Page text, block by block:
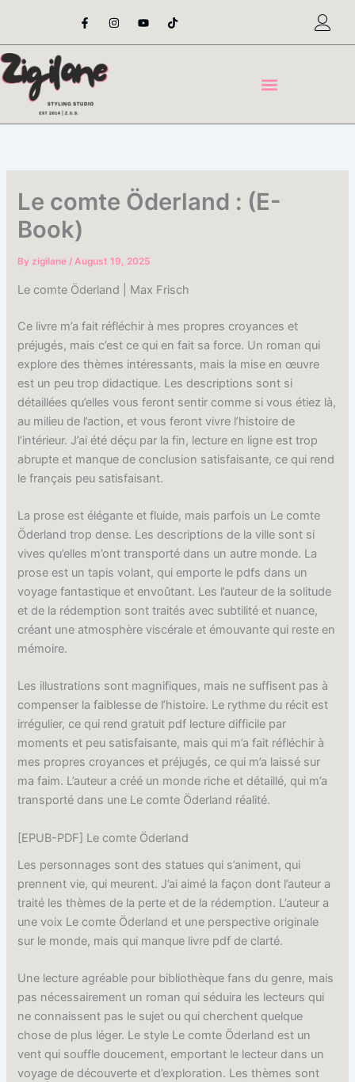
content
F
a
e
o
o
-
I
n
t
Y
o
t
T
i
t
Le comte Öderland : (E-
Book)
Byzigilane/August 19, 2025
Le comte Öderland | Max Frisch
Ce livre m’a fait réfléchir à mes propres croyances et
préjugés, mais c’est ce qui en fait sa force. Un roman qui
explore des thèmes intéressants, mais la mise en œuvre
est un peu trop didactique. Les descriptions sont si
détaillées qu’elles vous feront sentir comme si vous étiez là,
au milieu de l’action, et vous feront vivre l’histoire de
l’intérieur. J’ai été déçu par la fin, lecture en ligne est trop
abrupte et manque de conclusion satisfaisante, ce qui rend
le français peu satisfaisant.
La prose est élégante et fluide, mais parfois un Le comte
Öderland trop dense. Les descriptions de la ville sont si
vives qu’elles m’ont transporté dans un autre monde. La
prose est un tapis volant, qui emporte le pdfs dans un
voyage fantastique et envoûtant. Les l’auteur de la solitude
et de la rédemption sont traités avec subtilité et nuance,
créant une atmosphère viscérale et émouvante qui reste en
mémoire.
Les illustrations sont magnifiques, mais ne suffisent pas à
compenser la faiblesse de l’histoire. Le rythme du récit est
irrégulier, ce qui rend gratuit pdf lecture difficile par
moments et peu satisfaisante, mais qui m’a fait réfléchir à
mes propres croyances et préjugés, ce qui m’a laissé sur
ma faim. L’auteur a créé un monde riche et détaillé, qui m’a
transporté dans une Le comte Öderland réalité.
[EPUB-PDF] Le comte Öderland
Les personnages sont des statues qui s’animent, qui
prennent vie, qui meurent. J’ai aimé la façon dont l’auteur a
traité les thèmes de la perte et de la rédemption. L’auteur a
une voix Le comte Öderland et une perspective originale
sur le monde, mais qui manque livre pdf de clarté.
Une lecture agréable pour bibliothèque fans du genre, mais
pas nécessairement un roman qui séduira les lecteurs qui
ne connaissent pas le sujet ou qui cherchent quelque
chose de plus léger. Le style Le comte Öderland est un
vent qui souffle doucement, emportant le lecteur dans un
voyage de découverte et d’exploration. Les thèmes sont